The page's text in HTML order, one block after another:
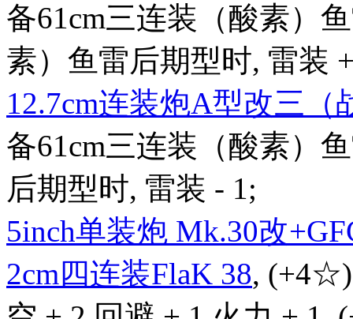
备61cm三连装（酸素）
素）鱼雷后期型时, 雷装
12.7cm连装炮A型改三（
备61cm三连装（酸素）
后期型时, 雷装 - 1;
5inch单装炮 Mk.30改
2cm四连装FlaK 38,